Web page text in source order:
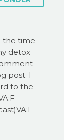
the time
detox
post. I
to the